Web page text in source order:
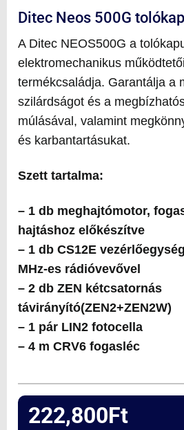
Ditec Neos 500G
A Ditec NEOS500G a
elektromechanikus
termékcsaládja. Garantálja a
szilárdságot és a
múlásával, valamint
és karbantartásukat.
Szett tartalma:
– 1 db meghajtómotor,
hajtáshoz előkészítve
– 1 db CS12E
MHz-es rádióvevővel
– 2 db ZEN kétcsatornás
távirányító(ZEN2+ZEN2W)
– 1 pár LIN2 fotocella
– 4 m CRV6 fogasléc
222,800Ft